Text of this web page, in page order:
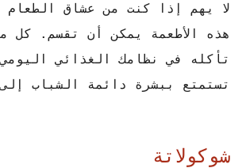
لا يهم إذا كنت من عشاق الطعام
هذه الأطعمة يمكن أن تقسم. كل
تأكله في نظامك الغذائي
تستمتع ببشرة دائمة الشباب إلى
شوكولاتة